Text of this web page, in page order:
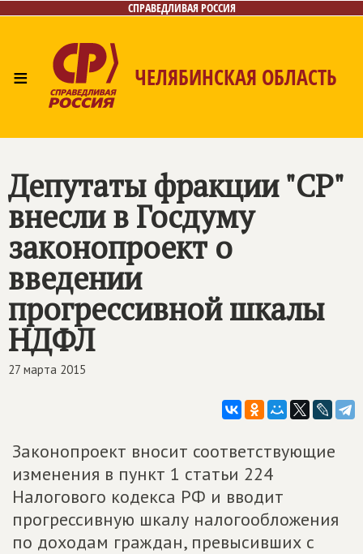
СПРАВЕДЛИВАЯ РОССИЯ
≡ ЧЕЛЯБИНСКАЯ ОБЛАСТЬ
Контакты
Депутаты фракции "СР"
внесли в Госдуму
законопроект о
введении
прогрессивной шкалы
НДФЛ
27 марта 2015
Законопроект вносит соответствующие
изменения в пункт 1 статьи 224
Налогового кодекса РФ и вводит
прогрессивную шкалу налогообложения
по доходам граждан, превысивших с